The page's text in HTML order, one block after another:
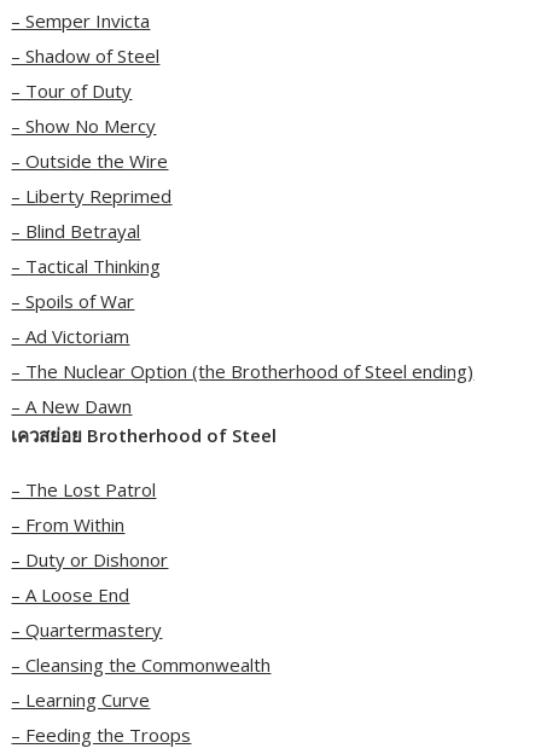
– Semper Invicta
– Shadow of Steel
– Tour of Duty
– Show No Mercy
– Outside the Wire
– Liberty Reprimed
– Blind Betrayal
– Tactical Thinking
– Spoils of War
– Ad Victoriam
– The Nuclear Option (the Brotherhood of Steel ending)
– A New Dawn
เควสย่อย Brotherhood of Steel
– The Lost Patrol
– From Within
– Duty or Dishonor
– A Loose End
– Quartermastery
– Cleansing the Commonwealth
– Learning Curve
– Feeding the Troops